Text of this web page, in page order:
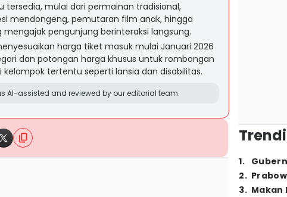
tersedia, mulai dari permainan tradisional,
mendongeng, pemutaran film anak, hingga
pengunjung berinteraksi langsung.
harga tiket masuk mulai Januari 2026
dan potongan harga khusus untuk rombongan
kelompok tertentu seperti lansia dan disabilitas.
AI-assisted and reviewed by our editorial team.
1.
2.
3. Makan